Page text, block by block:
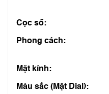
Cọc số:
Phong cách:
Mặt kính:
Màu sắc (Mặt Dial):